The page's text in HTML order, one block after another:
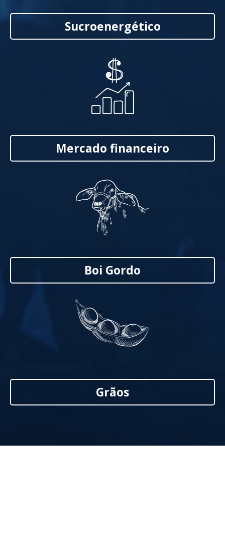
Sucroenergético
Mercado financeiro
Boi Gordo
Grãos